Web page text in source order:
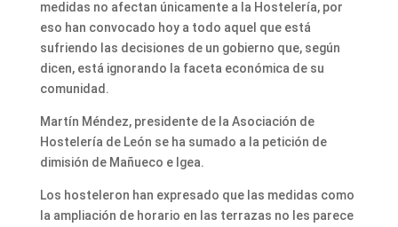
medidas no afectan únicamente a la Hostelería, por
eso han convocado hoy a todo aquel que está
sufriendo las decisiones de un gobierno que, según
dicen, está ignorando la faceta económica de su
comunidad.
Martín Méndez, presidente de la Asociación de
Hostelería de León se ha sumado a la petición de
dimisión de Mañueco e Igea.
Los hosteleron han expresado que las medidas como
la ampliación de horario en las terrazas no les parece